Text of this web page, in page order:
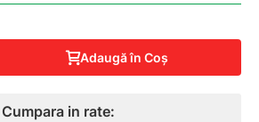
Adaugă în Coş
Cumpara in rate: